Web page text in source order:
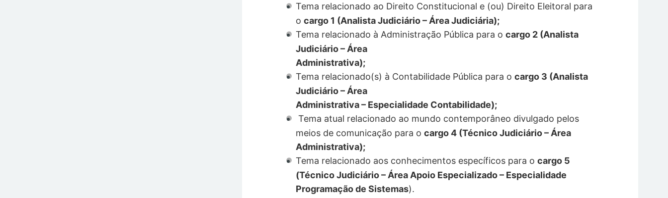
Tema relacionado ao Direito Constitucional e (ou) Direito Eleitoral para
o cargo 1 (Analista Judiciário – Área Judiciária);
Tema relacionado à Administração Pública para o cargo 2 (Analista
Judiciário – Área
Administrativa);
Tema relacionado(s) à Contabilidade Pública para o cargo 3 (Analista
Judiciário – Área
Administrativa – Especialidade Contabilidade);
Tema atual relacionado ao mundo contemporâneo divulgado pelos
meios de comunicação para o cargo 4 (Técnico Judiciário – Área
Administrativa);
Tema relacionado aos conhecimentos específicos para o cargo 5
(Técnico Judiciário – Área Apoio Especializado – Especialidade
Programação de Sistemas).